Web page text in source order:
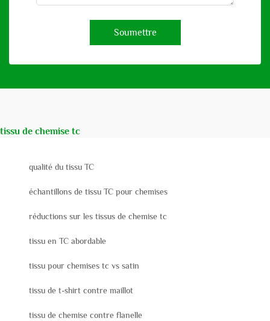
Soumettre
tissu de chemise tc
qualité du tissu TC
échantillons de tissu TC pour chemises
réductions sur les tissus de chemise tc
tissu en TC abordable
tissu pour chemises tc vs satin
tissu de t-shirt contre maillot
tissu de chemise contre flanelle